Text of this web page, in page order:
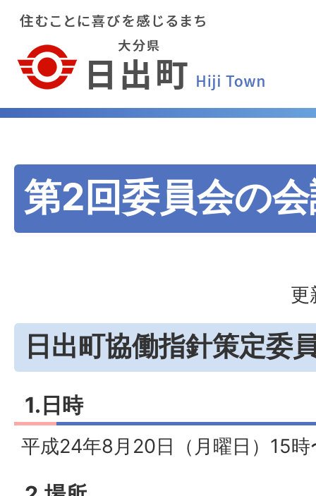
第2回委員会の
更
日出町協働指針策定委
1.日時
平成24年8月20日（月曜日）15時